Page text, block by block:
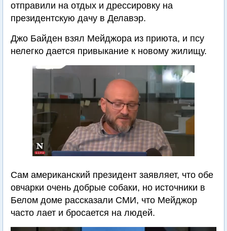
отправили на отдых и дрессировку на
президентскую дачу в Делавэр.
Джо Байден взял Мейджора из приюта, и псу
нелегко дается привыкание к новому жилищу.
Сам американский президент заявляет, что обе
овчарки очень добрые собаки, но источники в
Белом доме рассказали СМИ, что Мейджор
часто лает и бросается на людей.